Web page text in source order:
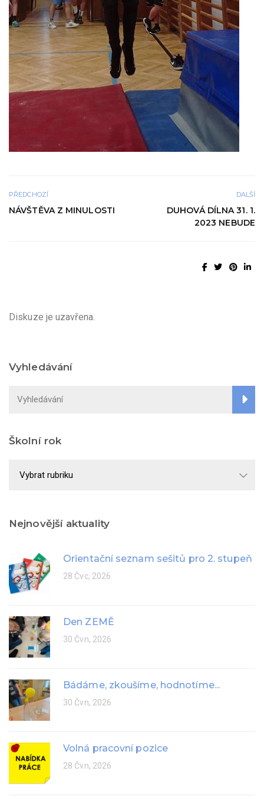
PŘEDCHOZÍ
NÁVŠTĚVA Z MINULOSTI
DALŠÍ
DUHOVÁ DÍLNA 31. 1.
2023 NEBUDE
Diskuze je uzavřena.
Vyhledávání
Školní rok
rok
Nejnovější aktuality
Orientační seznam sešitů pro 2. stupeň
28 Čvc, 2026
Den ZEMĚ
30 Čvn, 2026
Bádáme, zkoušíme, hodnotíme...
30 Čvn, 2026
Volná pracovní pozice
28 Čvn, 2026